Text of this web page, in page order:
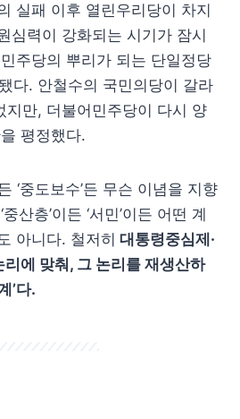
실패 이후 열린우리당이 차지
심력이 강화되는 시기가 잠시
주당의 뿌리가 되는 단일정당
다. 안철수의 국민의당이 갈라
지만, 더불어민주당이 다시 양
평정했다.
‘중도보수’든 무슨 이념을 지향
산층’이든 ‘서민’이든 어떤 계
아니다. 철저히 대통령중심제·
에 맞춰, 그 논리를 재생산하
’다.